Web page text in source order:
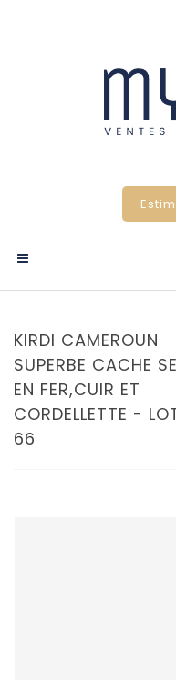
KIRDI CAMEROUN
SUPERBE CACHE
EN FER,CUIR ET
CORDELLETTE -
66